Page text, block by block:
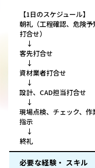
【1日のスケジュール】
朝礼（工程確認、危険予
打合せ）
↓
客先打合せ
↓
資材業者打合せ
↓
設計、CAD担当打合せ
↓
現場点検、チェック、作
指示
↓
終礼
必要な経験・ スキル